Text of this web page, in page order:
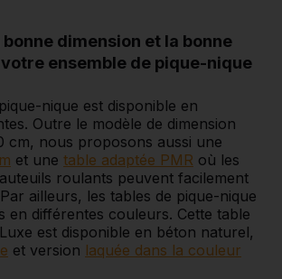
dimension et la bonne
ensemble de pique-nique
nique est disponible en
Outre le modèle de dimension
cm, nous proposons aussi une
et une table adaptée PMR où les
roulants peuvent facilement
ailleurs, les tables de pique-nique
en différentes couleurs. Cette table
est disponible en béton naturel,
et version laquée dans la couleur